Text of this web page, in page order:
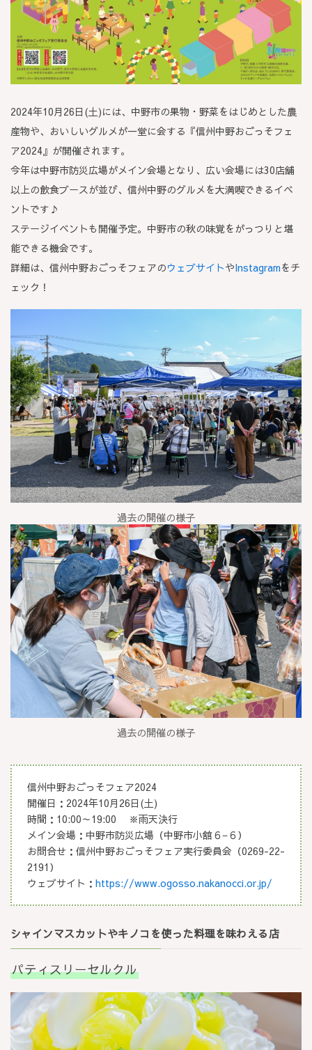
2024年10月26日(土)には、中野市の果物・野菜をはじめとした農
産物や、おいしいグルメが一堂に会する『信州中野おごっそフェ
ア2024』が開催されます。
今年は中野市防災広場がメイン会場となり、広い会場には30店舗
以上の飲食ブースが並び、信州中野のグルメを大満喫できるイベ
ントです♪
ステージイベントも開催予定。中野市の秋の味覚をがっつりと堪
能できる機会です。
詳細は、信州中野おごっそフェアのウェブサイトやInstagramをチ
ェック！
過去の開催の様子
過去の開催の様子
信州中野おごっそフェア2024
開催日：2024年10月26日(土)
時間：10:00～19:00 ※雨天決行
メイン会場：中野市防災広場（中野市小舘６−６）
お問合せ：信州中野おごっそフェア実行委員会（0269-22-
2191）
ウェブサイト： https://www.ogosso.nakanocci.or.jp/
シャインマスカットやキノコを使った料理を味わえる店
パティスリーセルクル